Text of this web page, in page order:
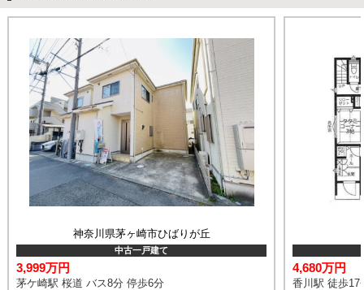
神奈川県茅ヶ崎市ひばりが丘
中古一戸建て
3,999万円
茅ケ崎駅 桜道 バス8分 停歩6分
4,680万円
香川駅 徒歩17